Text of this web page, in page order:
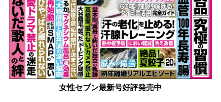
女性セブン最新号好評発売中